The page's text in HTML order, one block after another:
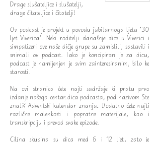
Drage slušateljice i slušatelji,
drage čitateljice i čitatelji!
Ov podcast je projekt u povodu jubilarnoga ljeta "30
ljet Viverica". Neki roditelji današnje dice u Viverici i
simpatizeri ove naše dičje grupe su zamislili, sastavili i
snimali ov podcast. Iako je koncipiran je za dicu,
podcast je namijenjen je svim zainteresiranim, bilo ke
starosti.
Na ovi stranica ćete najti sadržaje ki pratu prvo
izdanje našega centar.dica podcasta, pod nazivom Ste
znali? Adventski kalendar znanja. Dodatno ćete najti
različne malenkosti i popratne materijale, kao i
transkripciju i prevod svake epizode.
Ciljna skupina su dica med 6 i 12 ljet, zato je